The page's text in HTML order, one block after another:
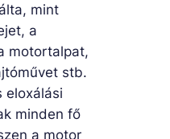
mint
a
motortalpat,
stb.
eloxálási
minden fő
a motor